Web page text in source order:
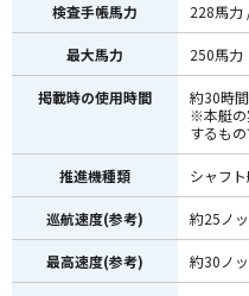
検査手帳馬力 228馬力
最大馬力 250馬力
掲載時の使用時間
約30時間
※本艇の
するもの
推進機種類 シャフ
巡航速度(参考) 約25ノ
最高速度(参考) 約30ノ